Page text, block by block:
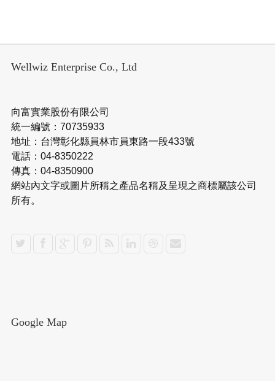
Wellwiz Enterprise Co., Ltd
向富實業股份有限公司
統一編號：70735933
地址：台灣彰化縣員林市員東路一段433號
電話：04-8350222
傳真：04-8350900
網站內文字或圖片所稱之產品名稱及呈現之商標屬該公司
所有。
Google Map